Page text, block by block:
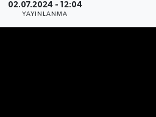
02.07.2024 - 12:04
YAYINLANMA